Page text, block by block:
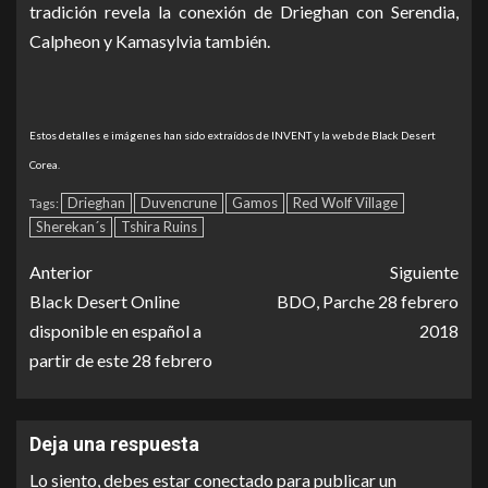
tradición revela la conexión de Drieghan con Serendia,
Calpheon y Kamasylvia también.
Estos detalles e imágenes han sido extraídos de INVENT y la web de Black Desert
Corea.
Tags: Drieghan Duvencrune Gamos
Red Wolf Village
Sherekan´s
Tshira Ruins
Anterior
Black Desert Online
disponible en español a
partir de este 28 febrero
Siguiente
BDO, Parche 28 febrero
2018
Deja una respuesta
Lo siento, debes estarconectado para publicar un